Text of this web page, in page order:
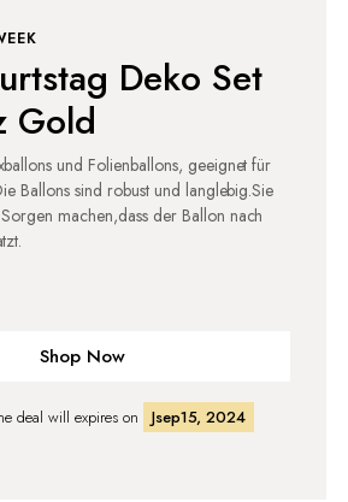
Deko Set
Gold
und Folienballons, geeignet für
Ballons sind robust und langlebig.Sie
machen,dass der Ballon nach
Shop Now
deal will expires on
Jsep15, 2024